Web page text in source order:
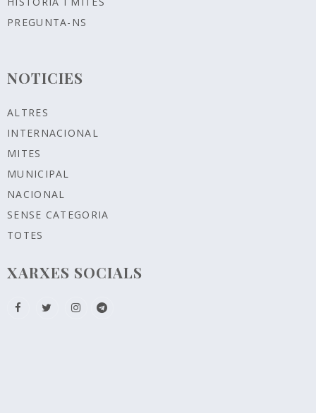
PREGUNTA-NS
NOTICIES
ALTRES
INTERNACIONAL
MITES
MUNICIPAL
NACIONAL
SENSE CATEGORIA
TOTES
XARXES SOCIALS